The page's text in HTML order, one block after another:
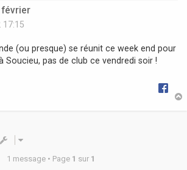
février
17:15
(ou presque) se réunit ce week end pour
Soucieu, pas de club ce vendredi soir !
1 message • Page 1 sur 1